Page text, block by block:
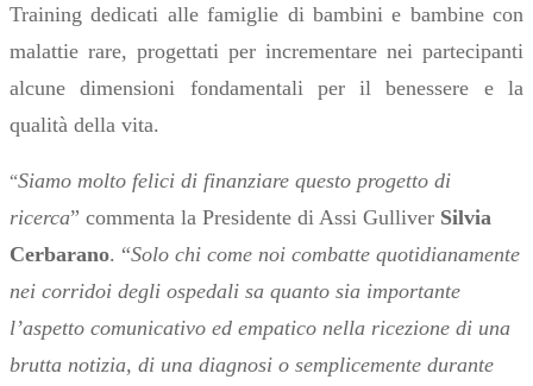
Training dedicati alle famiglie di bambini e bambine con
malattie rare, progettati per incrementare nei partecipanti
alcune dimensioni fondamentali per il benessere e la
qualità della vita.
“Siamo molto felici di finanziare questo progetto di
ricerca” commenta la Presidente di Assi Gulliver Silvia
Cerbarano. “Solo chi come noi combatte quotidianamente
nei corridoi degli ospedali sa quanto sia importante
l’aspetto comunicativo ed empatico nella ricezione di una
brutta notizia, di una diagnosi o semplicemente durante